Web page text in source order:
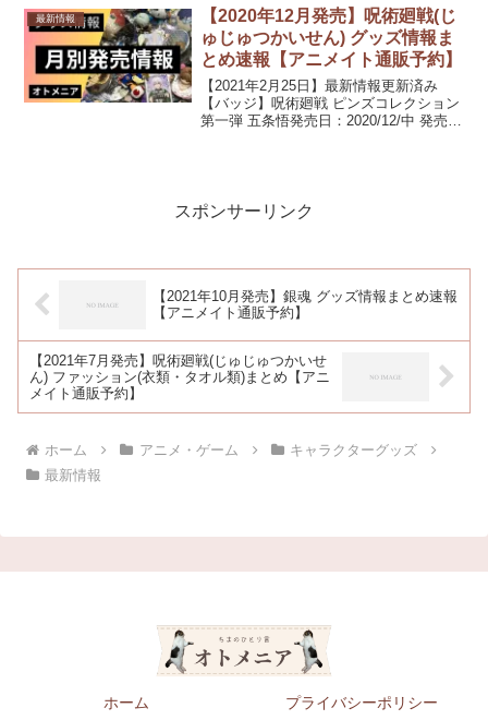
ション(衣類・タオル類)ファッション(ア
クセサリー・コ...
最新情報
【2020年12月発売】呪術廻戦(じ
ゅじゅつかいせん) グッズ情報ま
とめ速報【アニメイト通販予約】
【2021年2月25日】最新情報更新済み
【バッジ】呪術廻戦 ピンズコレクション
第一弾 五条悟発売日：2020/12/中 発売予
スポンサーリンク
【2021年10月発売】銀魂 グッズ情報まとめ速報
【アニメイト通販予約】
【2021年7月発売】呪術廻戦(じゅじゅつかいせ
ん) ファッション(衣類・タオル類)まとめ【アニ
メイト通販予約】
ホーム アニメ・ゲーム
キャラクターグッズ
最新情報
ホーム プライバシーポリシー